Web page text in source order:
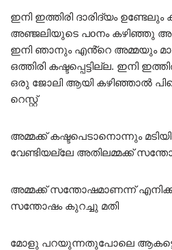
ഇനി ഇത്തിരി ദാരിദ്യം ഉണ്ടേലും
അഞ്ജലിയുടെ പoനം കഴിഞ്ഞു
ഇനി ഞാനും എൻ്റെ അമ്മയും
ഒത്തിരി കഷ്ടപ്പെട്ടില്ല. ഇനി
ഒരു ജോലി ആയി കഴിഞ്ഞാൽ
റെസ്റ്റ്
അമ്മക്ക് കഷ്ടപെടാനൊന്നും
വേണ്ടിയല്ലേ അതിലമ്മക്ക്
അമ്മക്ക് സന്തോഷമാണന്ന്
സന്തോഷം കുറച്ചു മതി
മോളു പറയുന്നതുപോലെ ആകട്ടെ